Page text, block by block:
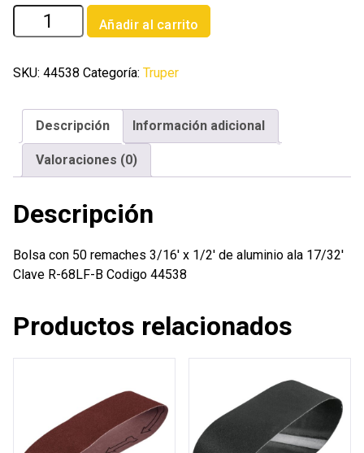
Bolsa
con
remaches
de
aluminio
17/32'
cantidad
Añadir al carrito
SKU: 44538 Categoría: Truper
Descripción Información adicional
Valoraciones (0)
Descripción
Bolsa con 50 remaches 3/16′ x 1/2′ de aluminio ala 17/32′
Clave R-68LF-B Codigo 44538
Productos relacionados